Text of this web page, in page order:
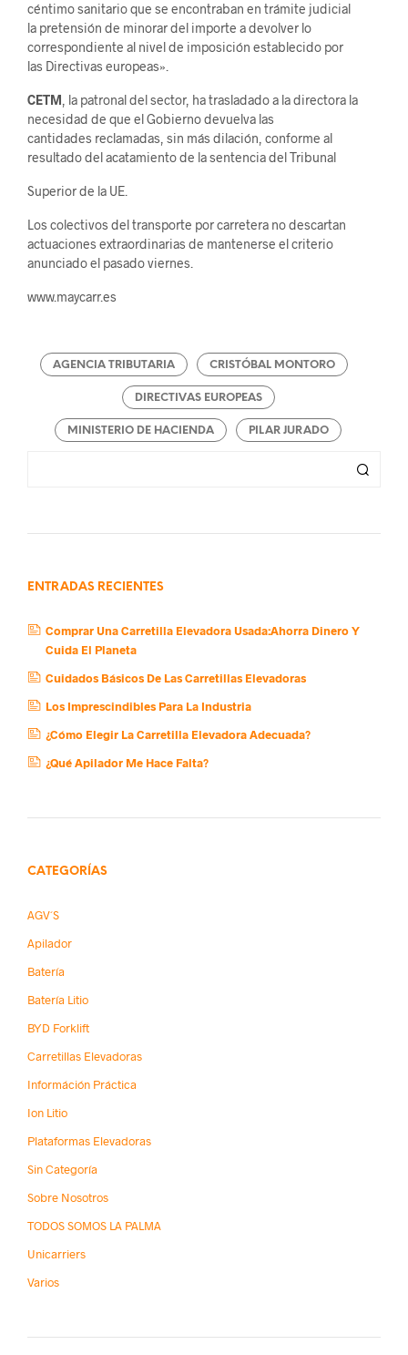
céntimo sanitario que se encontraban en trámite judicial
la pretensión de minorar del importe a devolver lo
correspondiente al nivel de imposición establecido por
las Directivas europeas».
CETM , la patronal del sector, ha trasladado a la directora la
necesidad de que el Gobierno devuelva las
cantidades reclamadas, sin más dilación, conforme al
resultado del acatamiento de la sentencia del Tribunal
Superior de la UE.
Los colectivos del transporte por carretera no descartan
actuaciones extraordinarias de mantenerse el criterio
anunciado el pasado viernes.
www.maycarr.es
AGENCIA TRIBUTARIA CRISTÓBAL MONTORO
DIRECTIVAS EUROPEAS
MINISTERIO DE HACIENDA PILAR JURADO
ENTRADAS RECIENTES
Comprar Una Carretilla Elevadora Usada:Ahorra Dinero Y
Cuida El Planeta
Cuidados Básicos De Las Carretillas Elevadoras
Los Imprescindibles Para La Industria
¿Cómo Elegir La Carretilla Elevadora Adecuada?
¿Qué Apilador Me Hace Falta?
CATEGORÍAS
AGV´s
Apilador
Batería
Batería Litio
BYD Forklift
Carretillas Elevadoras
Információn Práctica
Ion Litio
Plataformas Elevadoras
Sin Categoría
Sobre Nosotros
TODOS SOMOS LA PALMA
Unicarriers
Varios